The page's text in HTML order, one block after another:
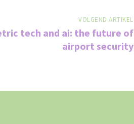
VOLGEND ARTIKEL
tech and ai: the future of
airport security